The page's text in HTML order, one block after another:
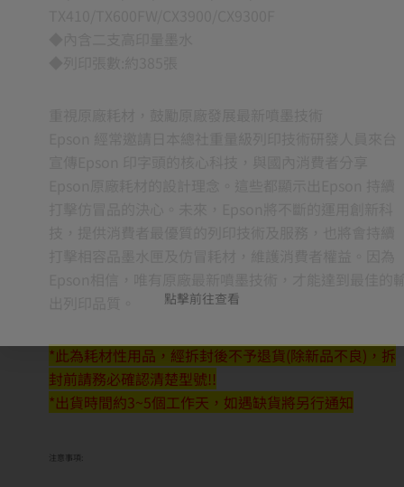
*此為耗材性用品，經拆封後不予退貨(除新品不良)，拆
封前請務必確認清楚型號!!
*出貨時間約3~5個工作天，如遇缺貨將另行通知
注意事項:
點擊前往查看